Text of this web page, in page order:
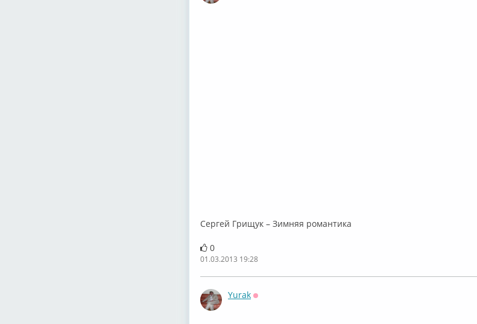
Сергей Грищук – Зимняя романтика
0
01.03.2013 19:28
Yurak